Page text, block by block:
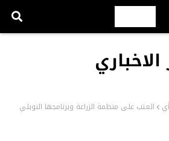
العتب على منظمة الزراعة وبرنامجها النوبلي